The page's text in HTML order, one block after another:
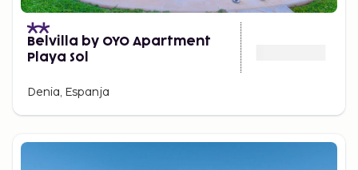
Belvilla by OYO Apartment
Playa Sol
Denia, Espanja